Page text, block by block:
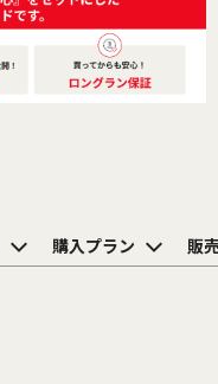
購入プラン 販